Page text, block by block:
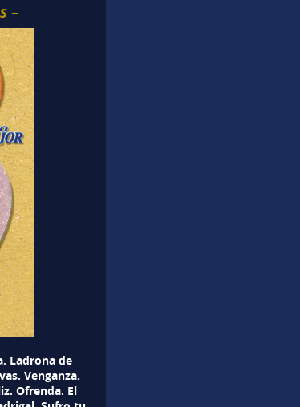
–
Ladrona de
Venganza.
Ofrenda. El